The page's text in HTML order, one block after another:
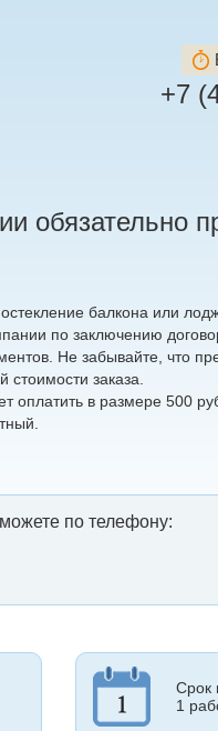
+7
обязательно
балкона или
по заключению
Не забывайте, что
стоимости заказа.
оплатить в размере 500
по телефону:
Срок
1